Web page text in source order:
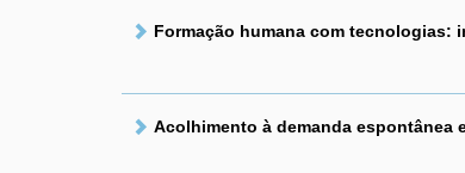
Formação humana com tecnologias:
Acolhimento à demanda espontânea